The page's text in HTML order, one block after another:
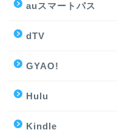
auスマートパス
dTV
GYAO!
Hulu
Kindle